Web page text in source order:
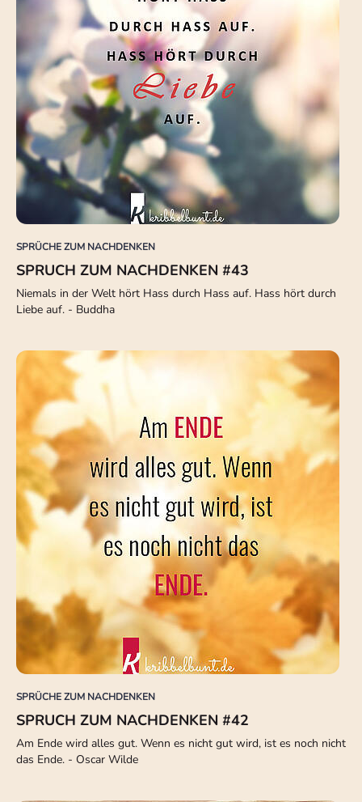
SPRÜCHE ZUM NACHDENKEN
SPRUCH ZUM NACHDENKEN #43
Niemals in der Welt hört Hass durch Hass auf. Hass hört durch
Liebe auf. - Buddha
SPRÜCHE ZUM NACHDENKEN
SPRUCH ZUM NACHDENKEN #42
Am Ende wird alles gut. Wenn es nicht gut wird, ist es noch nicht
das Ende. - Oscar Wilde